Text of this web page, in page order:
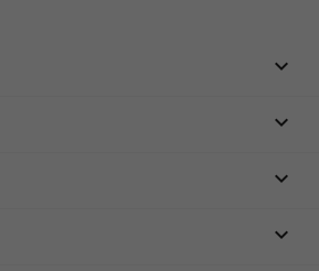



keyboard_arrow_down